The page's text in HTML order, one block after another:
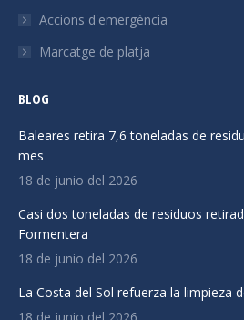
novanova nova
Accions d'emergència
Marcatge de platja
BLOG
Baleares retira 7,6 toneladas de
mes
18 de junio del 2026
Casi dos toneladas de residuos
Formentera
18 de junio del 2026
La Costa del Sol refuerza la limpieza